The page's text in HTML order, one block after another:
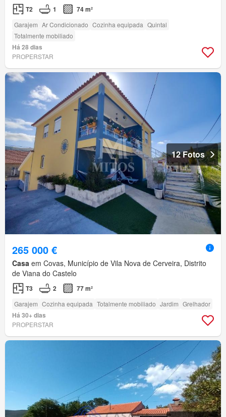
T2 1 74 m²
Garajem Ar Condicionado Cozinha equipada Quintal
Totalmente mobiliado
Há 28 dias
PROPERSTAR
12 Fotos
265 000 €
Casa em Covas, Município de Vila Nova de Cerveira, Distrito
de Viana do Castelo
T3 2 77 m²
Garajem Cozinha equipada Totalmente mobiliado Jardim Grelhador
Há 30+ dias
PROPERSTAR